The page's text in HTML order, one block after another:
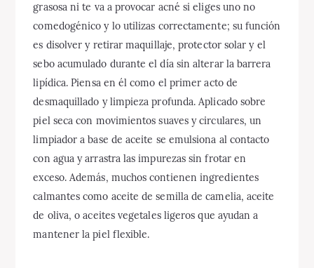
grasosa ni te va a provocar acné si eliges uno no
comedogénico y lo utilizas correctamente; su función
es disolver y retirar maquillaje, protector solar y el
sebo acumulado durante el día sin alterar la barrera
lipídica. Piensa en él como el primer acto de
desmaquillado y limpieza profunda. Aplicado sobre
piel seca con movimientos suaves y circulares, un
limpiador a base de aceite se emulsiona al contacto
con agua y arrastra las impurezas sin frotar en
exceso. Además, muchos contienen ingredientes
calmantes como aceite de semilla de camelia, aceite
de oliva, o aceites vegetales ligeros que ayudan a
mantener la piel flexible.